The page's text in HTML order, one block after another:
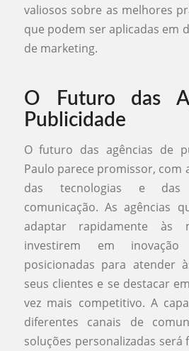
valiosos sobre as melhores
que podem ser aplicadas em
de marketing.
O Futuro das
Publicidade
O futuro das agências de
Paulo parece promissor, com
das tecnologias e das
comunicação. As agências
adaptar rapidamente às
investirem em
posicionadas para atender
seus clientes e se destacar
vez mais competitivo. A
diferentes canais de
soluções personalizadas